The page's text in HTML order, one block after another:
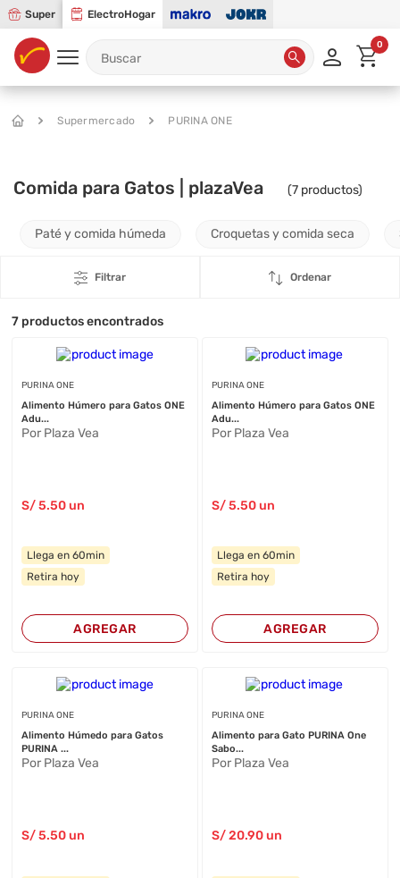
Super ElectroHogar
0
Supermercado PURINA ONE
Comida para Gatos | plazaVea (7 productos)
Paté y comida húmeda Croquetas y comida seca
Filtrar Ordenar
7 productos encontrados
PURINA ONE
Alimento Húmero para Gatos ONE
Adu...
Por Plaza Vea
S/5.50 un
Llega en 60min
Retira hoy
AGREGAR
PURINA ONE
Alimento Húmero para Gatos ONE
Adu...
Por Plaza Vea
S/5.50un
Llega en 60min
Retira hoy
AGREGAR
PURINA ONE
Alimento Húmedo para Gatos
PURINA ...
Por Plaza Vea
S/5.50 un
PURINA ONE
Alimento para Gato PURINA One
Sabo...
Por Plaza Vea
S/20.90un